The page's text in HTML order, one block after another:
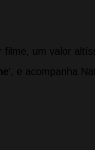
filme, um valor
', e acompanha